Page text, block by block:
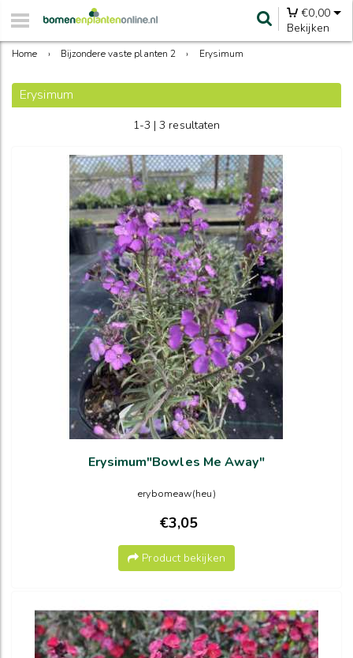
€0,00
Bekijken
Home › Bijzondere vaste planten 2 › Erysimum
Erysimum
1-3 | 3 resultaten
Erysimum"Bowles Me Away"
erybomeaw(heu)
€3,05
Product bekijken